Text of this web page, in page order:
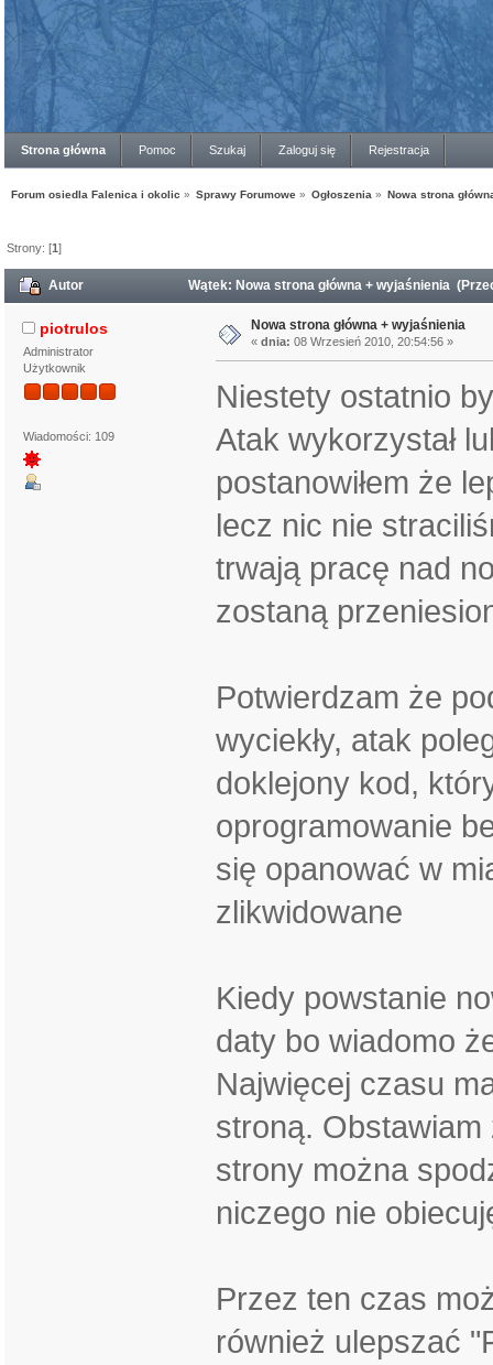
Strona główna Pomoc Szukaj Zaloguj się Rejestracja
Forum osiedla Falenica i okolic » Sprawy Forumowe » Ogłoszenia » Nowa strona
Strony: [1]
Autor Wątek: Nowa strona główna + wyjaśnienia
piotrulos
Administrator
Użytkownik
Wiadomości: 109
Nowa strona główna + wyjaśnienia
« dnia: 08 Wrzesień 2010, 20:54:56 »
Niestety ostatnio
Atak wykorzystał
postanowiłem że
lecz nic nie
trwają pracę nad
zostaną
Potwierdzam że
wyciekły, atak
doklejony kod,
oprogramowanie
się opanować w
zlikwidowane
Kiedy powstanie
daty bo wiadomo
Najwięcej czasu
stroną.
strony można
niczego nie
Przez ten czas
również ulepszać